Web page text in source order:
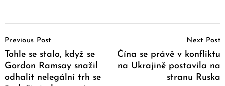
Navigation
Previous Post
Tohle se stalo, když se
Gordon Ramsay snažil
odhalit nelegální trh se
Next Post
Čína se právě v konfliktu
na Ukrajině postavila na
stranu Ruska